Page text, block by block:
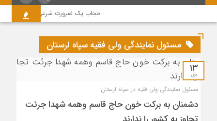
حجاب یک ضرورت شرعی قانونی و همه
مسئول نمایندگی ولی فقیه سپاه لرستان
۱۳
دی
مسئول نمایندگی ولی فقیه در سپاه لرستان :
دشمنان به برکت خون حاج قاسم وهمه شهدا جرئت